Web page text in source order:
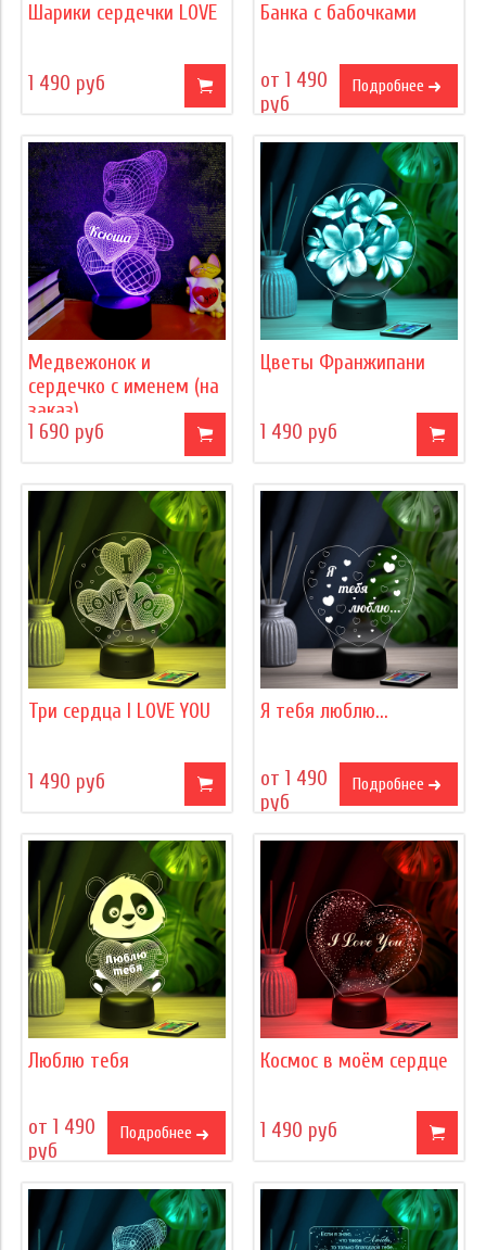
Шарики сердечки LOVE
1 490 руб
Банка с бабочками
от 1 490
руб
Подробнее
Медвежонок и
сердечко с именем (на
заказ)
1 690 руб
Цветы Франжипани
1 490 руб
Три сердца I LOVE YOU
1 490 руб
Я тебя люблю...
от 1 490
руб
Подробнее
Люблю тебя
от 1 490
руб
Подробнее
Космос в моём сердце
1 490 руб